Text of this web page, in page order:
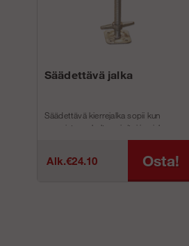
Säädettävä jalka
Säädettävä kierrejalka sopii kun
maapinta on kalteva ja/tai jos jalan on
oltava vinossa. Pohjalevyssä on 4 kpl
Alk.€24.10 Osta!